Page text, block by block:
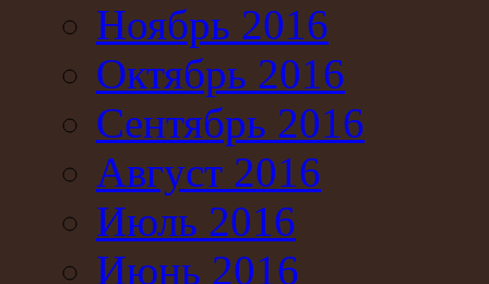
Ноябрь 2016
Октябрь 2016
Сентябрь 2016
Август 2016
Июль 2016
Июнь 2016